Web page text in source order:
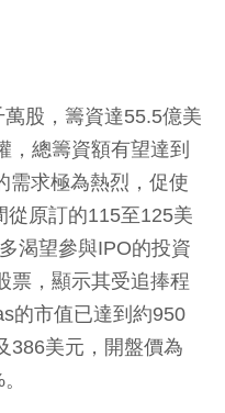
股，籌資達55.5億美
，總籌資額有望達到
需求極為熱烈，促使
從原訂的115至125美
渴望參與IPO的投資
票，顯示其受追捧程
的市值已達到約950
386美元，開盤價為